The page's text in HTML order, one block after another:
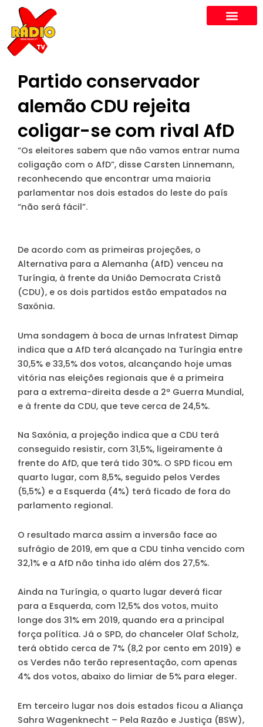
content
Partido conservador
alemão CDU rejeita
coligar-se com rival AfD
“Os eleitores sabem que não vamos entrar numa
coligação com o AfD”, disse Carsten Linnemann,
reconhecendo que encontrar uma maioria
parlamentar nos dois estados do leste do país
“não será fácil”.
De acordo com as primeiras projeções, o
Alternativa para a Alemanha (AfD) venceu na
Turíngia, à frente da União Democrata Cristã
(CDU), e os dois partidos estão empatados na
Saxónia.
Uma sondagem à boca de urnas Infratest Dimap
indica que a AfD terá alcançado na Turíngia entre
30,5% e 33,5% dos votos, alcançando hoje umas
vitória nas eleições regionais que é a primeira
para a extrema-direita desde a 2ª Guerra Mundial,
e à frente da CDU, que teve cerca de 24,5%.
Na Saxónia, a projeção indica que a CDU terá
conseguido resistir, com 31,5%, ligeiramente à
frente do AfD, que terá tido 30%. O SPD ficou em
quarto lugar, com 8,5%, seguido pelos Verdes
(5,5%) e a Esquerda (4%) terá ficado de fora do
parlamento regional.
O resultado marca assim a inversão face ao
sufrágio de 2019, em que a CDU tinha vencido com
32,1% e a AfD não tinha ido além dos 27,5%.
Ainda na Turíngia, o quarto lugar deverá ficar
para a Esquerda, com 12,5% dos votos, muito
longe dos 31% em 2019, quando era a principal
força política. Já o SPD, do chanceler Olaf Scholz,
terá obtido cerca de 7% (8,2 por cento em 2019) e
os Verdes não terão representação, com apenas
4% dos votos, abaixo do limiar de 5% para eleger.
Em terceiro lugar nos dois estados ficou a Aliança
Sahra Wagenknecht – Pela Razão e Justiça (BSW),